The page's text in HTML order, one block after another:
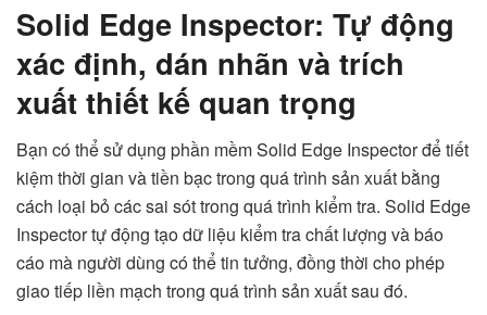
Solid Edge Inspector: Tự động
xác định, dán nhãn và trích
xuất thiết kế quan trọng
Bạn có thể sử dụng phần mềm Solid Edge Inspector để tiết
kiệm thời gian và tiền bạc trong quá trình sản xuất bằng
cách loại bỏ các sai sót trong quá trình kiểm tra. Solid Edge
Inspector tự động tạo dữ liệu kiểm tra chất lượng và báo
cáo mà người dùng có thể tin tưởng, đồng thời cho phép
giao tiếp liền mạch trong quá trình sản xuất sau đó.